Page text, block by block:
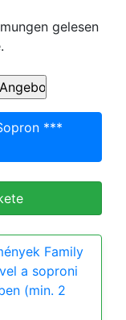
gelesen
***
Family
a soproni
(min. 2